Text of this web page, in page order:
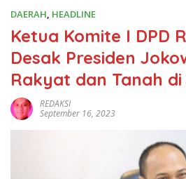
DAERAH, HEADLINE
Ketua Komite I DPD
Desak Presiden
Rakyat dan Tanah
REDAKSI
September 16, 2023